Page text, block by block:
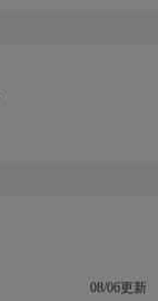
08/06更新